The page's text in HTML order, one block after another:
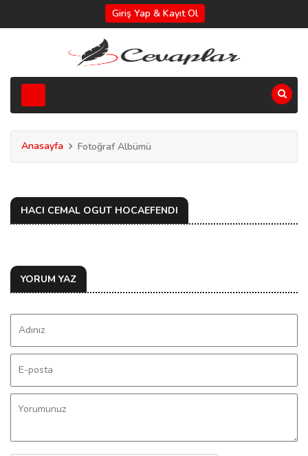
Giriş Yap & Kayıt Ol
Anasayfa Fotoğraf Albümü
HACI CEMAL OGUT HOCAEFENDI
YORUM YAZ